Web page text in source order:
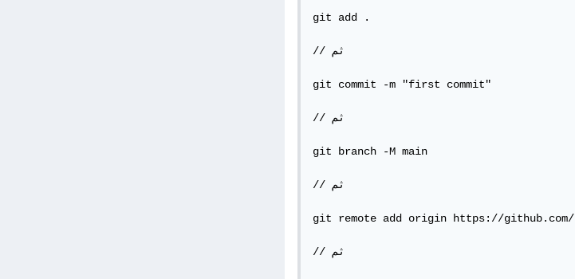
git add .
// ثم
git commit -m "first commit"
// ثم
git branch -M main
// ثم
git remote add origin https://github.com/ اسم المستخدم/repoName.git
// ثم